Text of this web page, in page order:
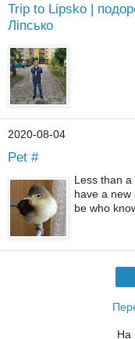
Trip to Lipsko |
Ліпсько
2020-08-04
Pet #
Less than
have a
be who
На